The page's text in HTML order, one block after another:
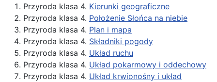
Przyroda klasa 4. Kierunki geograficzne
Przyroda klasa 4. Położenie Słońca na niebie
Przyroda klasa 4. Plan i mapa
Przyroda klasa 4. Składniki pogody
Przyroda klasa 4. Układ ruchu
Przyroda klasa 4. Układ pokarmowy i oddechowy
Przyroda klasa 4. Układ krwionośny i układ